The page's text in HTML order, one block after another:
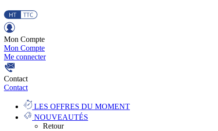
Mon Compte
Mon Compte
Me connecter
Contact
Contact
LES OFFRES DU MOMENT
NOUVEAUTÉS
Retour